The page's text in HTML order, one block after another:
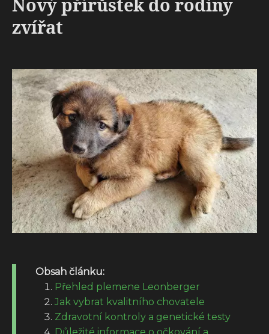
zvířat
Obsah článku:
Přehled plemene Leonberger
Jak vybrat kvalitního chovatele
Zdravotní kontroly a genetické testy